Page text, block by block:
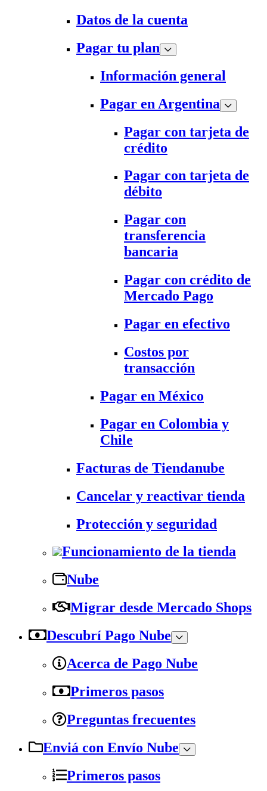
Datos de la cuenta
Pagar tu plan
Información general
Pagar en Argentina
Pagar con tarjeta de
crédito
Pagar con tarjeta de
débito
Pagar con
transferencia
bancaria
Pagar con crédito de
Mercado Pago
Pagar en efectivo
Costos por
transacción
Pagar en México
Pagar en Colombia y
Chile
Facturas de Tiendanube
Cancelar y reactivar tienda
Protección y seguridad
Funcionamiento de la tienda
Nube
Migrar desde Mercado Shops
Descubrí Pago Nube
Acerca de Pago Nube
Primeros pasos
Preguntas frecuentes
Enviá con Envío Nube
Primeros pasos